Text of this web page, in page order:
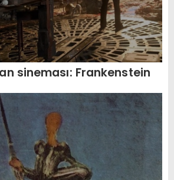
sineması: Frankenstein